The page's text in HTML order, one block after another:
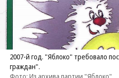
2007-й год. "Яблоко" требовало
граждан".